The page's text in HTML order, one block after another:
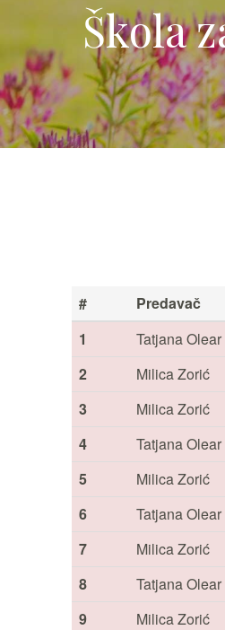
Škola
# Predavač
1
Tatjana
2
Milica Zorić
3
Milica Zorić
4
Tatjana
5
Milica Zorić
6
Tatjana
7
Milica Zorić
8
Tatjana
9
Milica Zorić